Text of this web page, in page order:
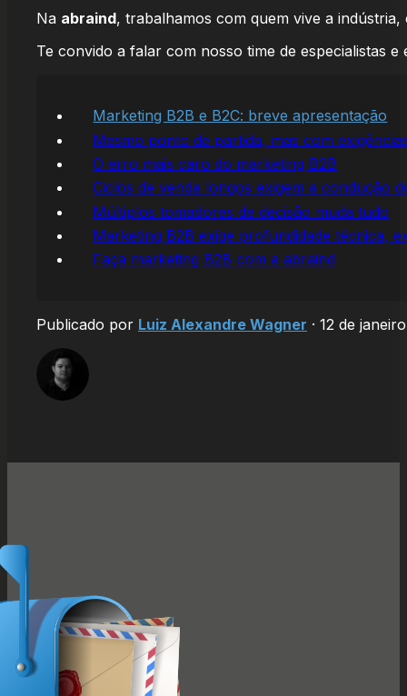
Na abraind, trabalhamos com quem vive a
Te convido a falar com nosso time de especialistas
Marketing B2B e B2C: breve apresentação
Mesmo ponto de partida, mas com
O erro mais caro do marketing B2B
Ciclos de venda longos exigem a condução
Múltiplos tomadores de decisão muda tudo
Marketing B2B exige profundidade técnica,
Faça marketing B2B com a abraind
Publicado por Luiz Alexandre Wagner · 12 de